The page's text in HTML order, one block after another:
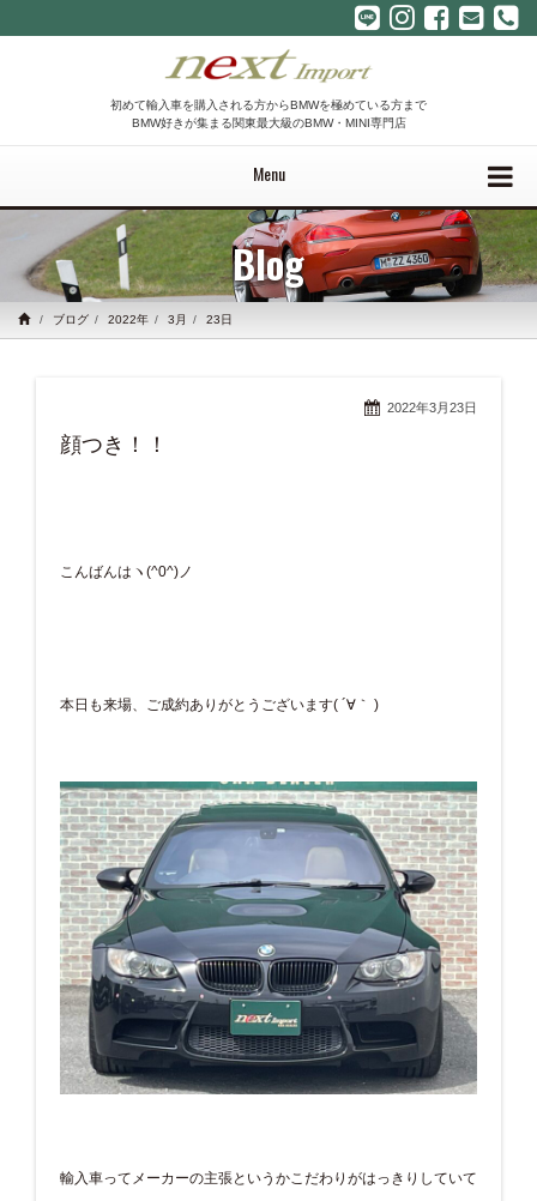
初めて輸入車を購入される方からBMWを極めている方まで
BMW好きが集まる関東最大級のBMW・MINI専門店
Menu
Blog
ブログ 2022年 3月 23日
2022年3月23日
顔つき！！
こんばんはヽ(^0^)ノ
本日も来場、ご成約ありがとうございます( ´∀｀ )
輸入車ってメーカーの主張というかこだわりがはっきりしていて